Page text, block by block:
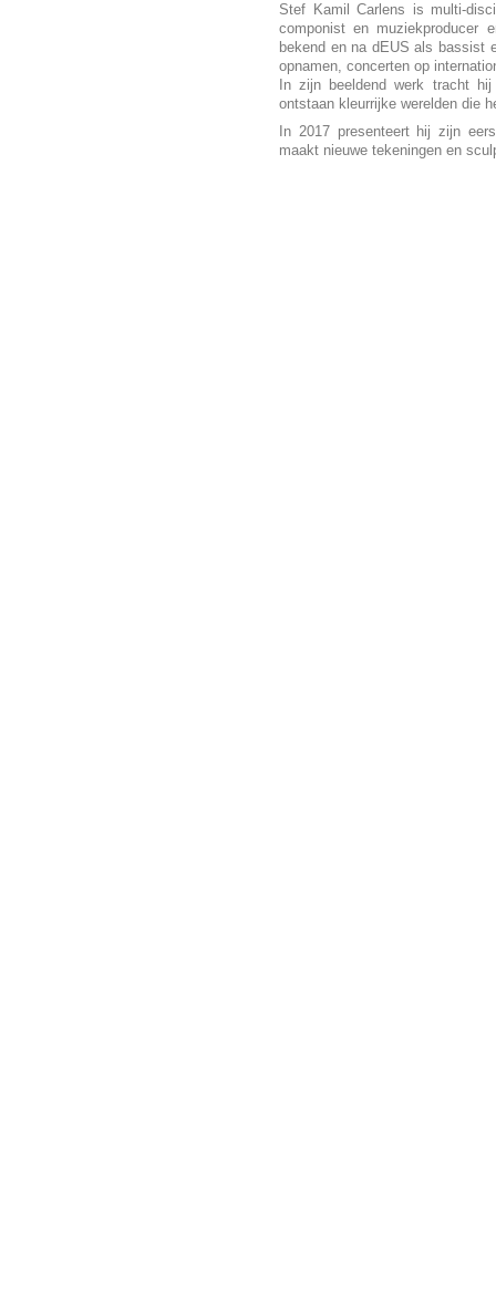
Stef Kamil Carlens is multi-
componist en muziekproducer
bekend en na dEUS als bassist
opnamen, concerten op
In zijn beeldend werk tracht
ontstaan kleurrijke werelden die
In 2017 presenteert hij zijn
maakt nieuwe tekeningen en